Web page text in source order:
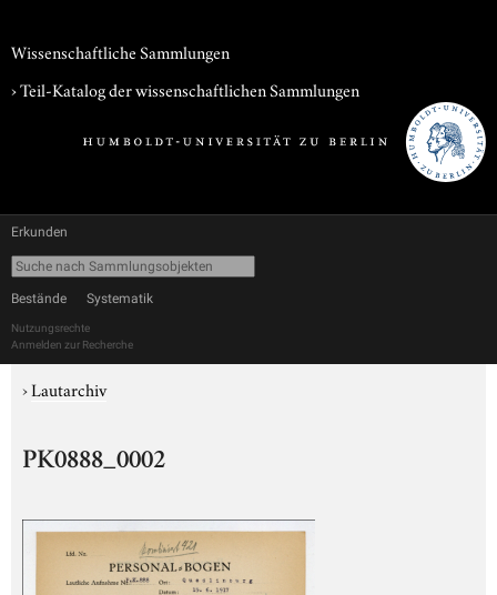
Wissenschaftliche Sammlungen
› Teil-Katalog der wissenschaftlichen Sammlungen
Erkunden
Bestände Systematik
Nutzungsrechte
Anmelden zur Recherche
›Lautarchiv
PK0888_0002